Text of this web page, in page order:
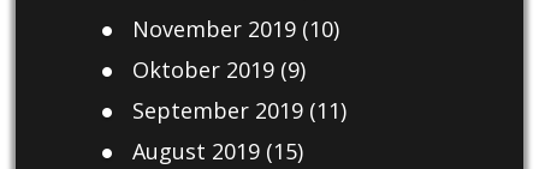
November 2019(10)
Oktober 2019(9)
September 2019(11)
August 2019(15)